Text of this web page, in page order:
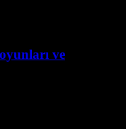
ve